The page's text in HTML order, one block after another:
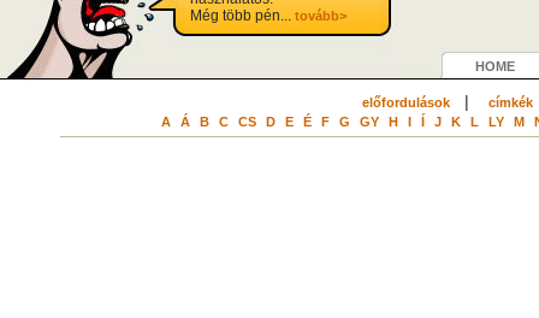
Még több pén... tovább>
HOME
előfordulások| címkék
A Á B C CS D E É F G GY H I Í J K L LY M